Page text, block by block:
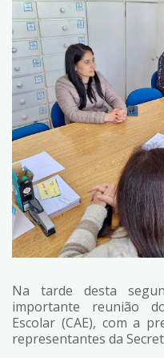
Na tarde desta
importante reunião
Escolar (CAE), com a
representantes da